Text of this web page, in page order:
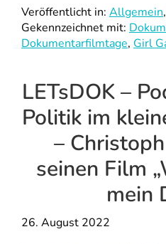
Veröffentlicht in: Allgemein,
Gekennzeichnet mit:
Dokumentarfilmtage, Girl
LETsDOK –
Politik im
–
seinen Film
mein
26. August 2022